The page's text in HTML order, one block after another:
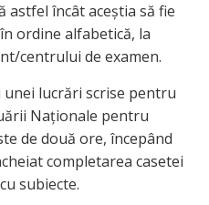
astfel încât aceştia să fie
ordine alfabetică, la
centrului de examen.
lucrări scrise pentru
Naţionale pentru
de două ore, începând
completarea casetei
subiecte.